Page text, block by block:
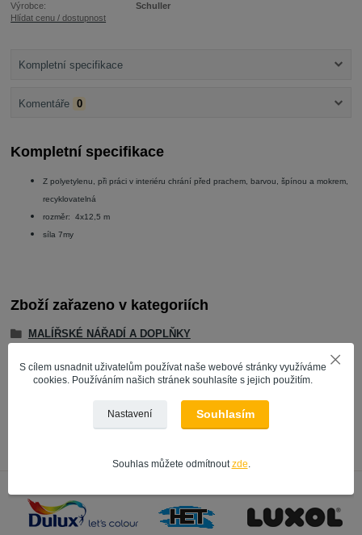
Výrobce:
Schuller
Hlídat cenu / dostupnost
Kompletní specifikace
Komentáře 0
Kompletní specifikace
Z polyetylenu, při práci v interiéru chrání před prachem, barvou, špínou a mokrem,
recyklovatelná
rozměr: 4x12,5 m
síla 7my
Zboží zařazeno v kategoriích
MALÍŘSKÉ NÁŘADÍ A DOPLŇKY
zakrývací materiál
S cílem usnadnit uživatelům používat naše webové stránky využíváme
cookies. Používáním našich stránek souhlasíte s jejich použitím.
Nastavení Souhlasím
Souhlas můžete odmítnout zde